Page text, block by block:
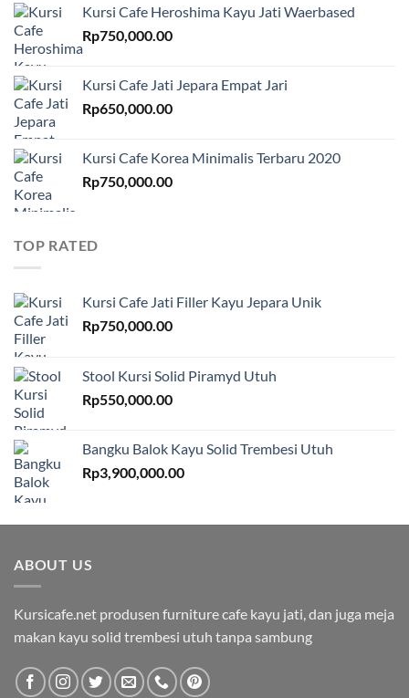
Kursi Cafe Heroshima Kayu Jati Waerbased
Rp750,000.00
Kursi Cafe Jati Jepara Empat Jari
Rp650,000.00
Kursi Cafe Korea Minimalis Terbaru 2020
Rp750,000.00
TOP RATED
Kursi Cafe Jati Filler Kayu Jepara Unik
Rp750,000.00
Stool Kursi Solid Piramyd Utuh
Rp550,000.00
Bangku Balok Kayu Solid Trembesi Utuh
Rp3,900,000.00
ABOUT US
Kursicafe.net produsen furniture cafe kayu jati, dan juga meja
makan kayu solid trembesi utuh tanpa sambung